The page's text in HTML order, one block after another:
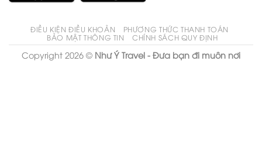
ĐIỀU KIỆN ĐIỀU KHOẢN
PHƯƠNG THỨC THANH TOÁN
BẢO MẬT THÔNG TIN
CHÍNH SÁCH QUY ĐỊNH
Copyright 2026 © Như Ý Travel - Đưa bạn đi muôn nơi